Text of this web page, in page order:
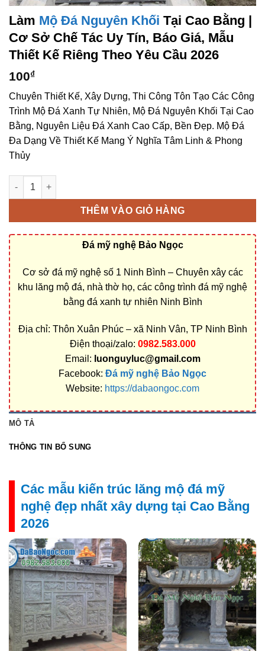
Làm Mộ Đá Nguyên Khối Tại Cao Bằng |
Cơ Sở Chế Tác Uy Tín, Báo Giá, Mẫu
Thiết Kế Riêng Theo Yêu Cầu 2026
100₫
Chuyên Thiết Kế, Xây Dựng, Thi Công Tôn Tạo Các Công
Trình Mộ Đá Xanh Tự Nhiên, Mộ Đá Nguyên Khối Tại Cao
Bằng, Nguyên Liệu Đá Xanh Cao Cấp, Bền Đẹp. Mộ Đá
Đa Dạng Về Thiết Kế Mang Ý Nghĩa Tâm Linh & Phong
Thủy
Làm mộ đá nguyên khối tại Cao Bằng | Cơ sở chế tác uy tín,
THÊM VÀO GIỎ HÀNG
Đá mỹ nghệ Bảo Ngọc
Cơ sở đá mỹ nghệ số 1 Ninh Bình – Chuyên xây các
khu lăng mộ đá, nhà thờ họ, các công trình đá mỹ nghệ
bằng đá xanh tự nhiên Ninh Bình
Địa chỉ: Thôn Xuân Phúc – xã Ninh Vân, TP Ninh Bình
Điện thoại/zalo: 0982.583.000
Email: luonguyluc@gmail.com
Facebook: Đá mỹ nghệ Bảo Ngọc
Website: https://dabaongoc.com
MÔ TẢ
THÔNG TIN BỔ SUNG
Các mẫu kiến trúc lăng mộ đá mỹ
nghệ đẹp nhất xây dựng tại Cao Bằng
2026